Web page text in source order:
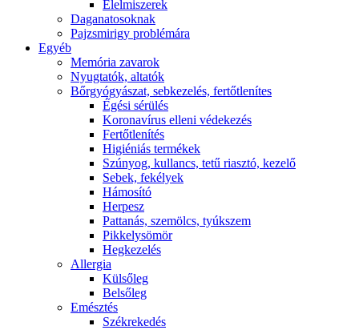
É́lelmiszerek
Daganatosoknak
Pajzsmirigy problémára
Egyéb
Memória zavarok
Nyugtatók, altatók
Bőrgyógyászat, sebkezelés, fertőtlenítes
É́gési sérülés
Koronavírus elleni védekezés
Fertőtlenítés
Higiéniás termékek
Szúnyog, kullancs, tetű riasztó, kezelő
Sebek, fekélyek
Hámosító
Herpesz
Pattanás, szemölcs, tyúkszem
Pikkelysömör
Hegkezelés
Allergia
Külsőleg
Belsőleg
Emésztés
Székrekedés